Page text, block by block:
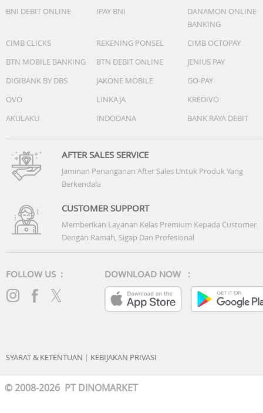
BNI DEBIT ONLINE
IPAY BNI
DANAMON ONLINE
BANKING
CIMB CLICKS
REKENING PONSEL
CIMB OCTOPAY
BTN MOBILE BANKING
BTN DEBIT ONLINE
JENIUS PAY
DIGIBANK BY DBS
JAKONE MOBILE
GO-PAY
OVO
LINKAJA
KREDIVO
AKULAKU
INDODANA BANK RAYA DEBIT
AFTER SALES SERVICE
Jaminan Penanganan After Sales Untuk Produk Yang
Berkendala
CUSTOMER SUPPORT
Memberikan Layanan Kelas Premium Kepada Customer
Dengan Ramah, Sigap Dan Profesional
FOLLOW US : DOWNLOAD NOW :
SYARAT & KETENTUAN | KEBIJAKAN PRIVASI
© 2008-2026 PT DINOMARKET